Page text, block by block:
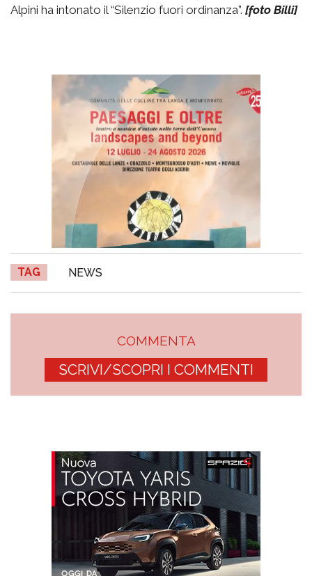
Alpini ha intonato il “Silenzio fuori ordinanza”. [foto Billi]
TAG NEWS
COMMENTA
SCRIVI/SCOPRI I COMMENTI